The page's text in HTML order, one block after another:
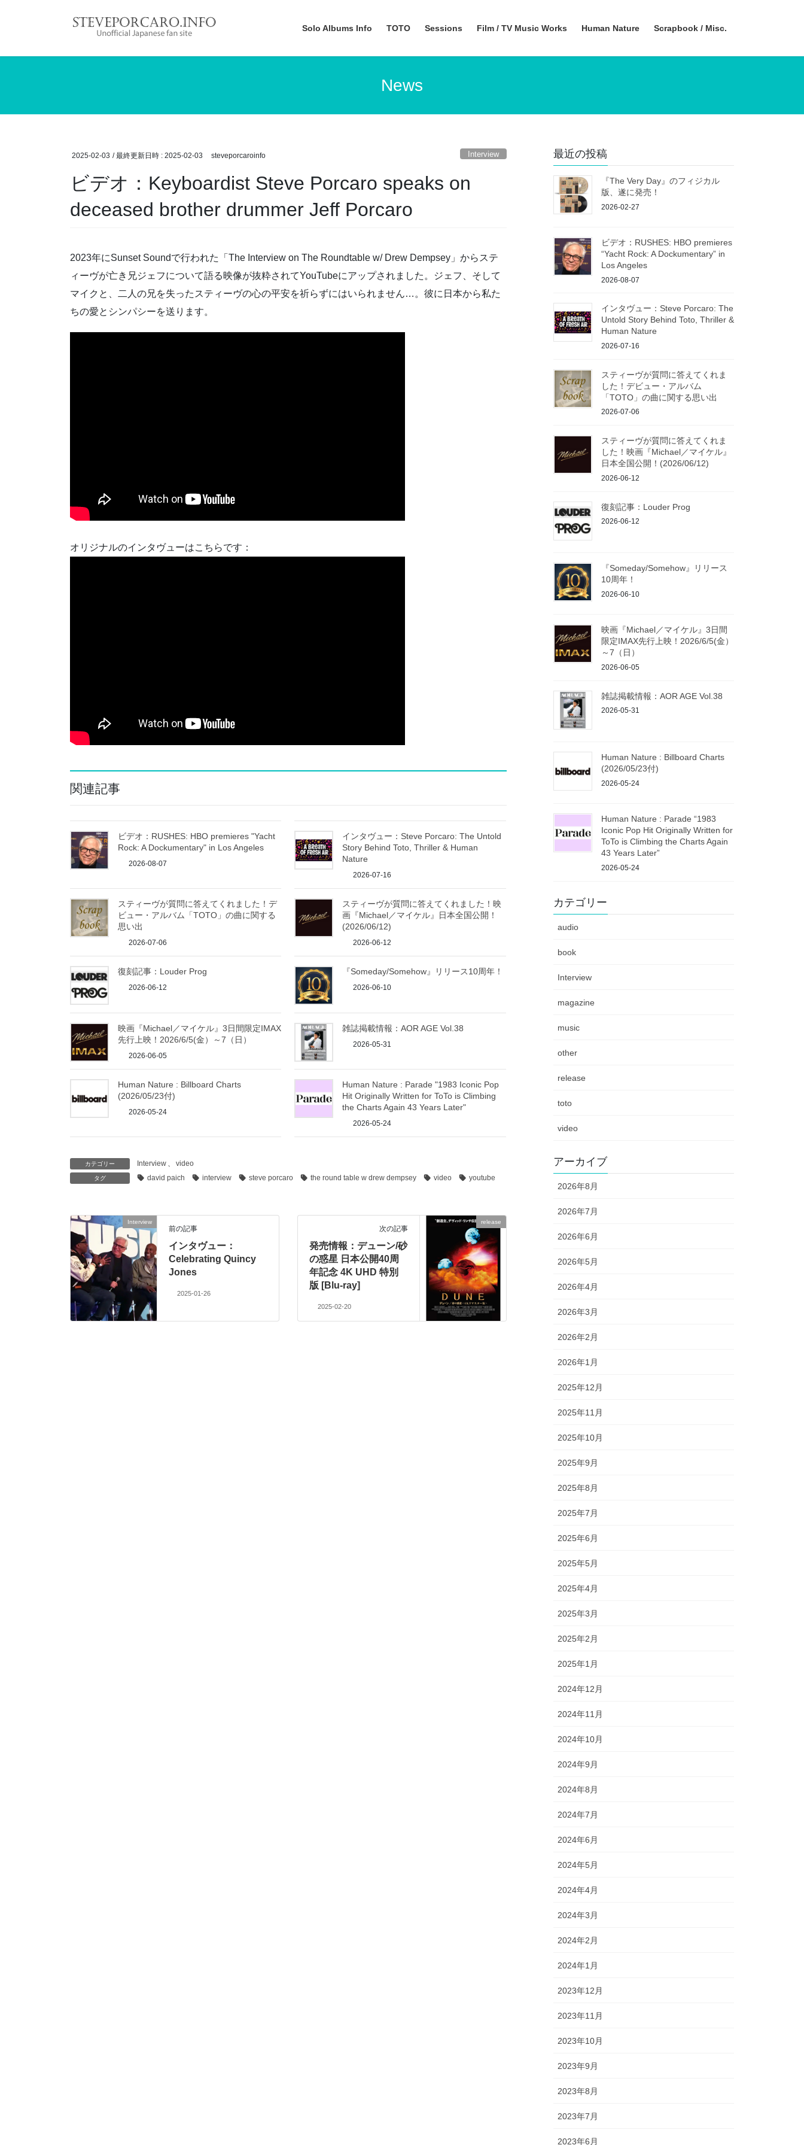
Solo Albums Info TOTO Sessions Film / TV Music Works Human Nature Scrapbook / Misc.
News
2025-02-03 / 最終更新日時 : 2025-02-03 steveporcaroinfo Interview
ビデオ：Keyboardist Steve Porcaro speaks on
deceased brother drummer Jeff Porcaro
2023年にSunset Soundで行われた「The Interview on The Roundtable w/ Drew Dempsey」からステ
ィーヴが亡き兄ジェフについて語る映像が抜粋されてYouTubeにアップされました。ジェフ、そして
マイクと、二人の兄を失ったスティーヴの心の平安を祈らずにはいられません…。彼に日本から私た
ちの愛とシンパシーを送ります。
オリジナルのインタヴューはこちらです：
関連記事
ビデオ：RUSHES: HBO premieres "Yacht
Rock: A Dockumentary" in Los Angeles
2026-08-07
インタヴュー：Steve Porcaro: The Untold
Story Behind Toto, Thriller & Human
Nature
2026-07-16
スティーヴが質問に答えてくれました！デ
ビュー・アルバム「TOTO」の曲に関する
思い出
2026-07-06
スティーヴが質問に答えてくれました！映
画『Michael／マイケル』日本全国公開！
(2026/06/12)
2026-06-12
復刻記事：Louder Prog
2026-06-12
『Someday/Somehow』リリース10周年！
2026-06-10
映画『Michael／マイケル』3日間限定IMAX
先行上映！2026/6/5(金）～7（日）
2026-06-05
雑誌掲載情報：AOR AGE Vol.38
2026-05-31
Human Nature : Billboard Charts
(2026/05/23付)
2026-05-24
Human Nature : Parade "1983 Iconic Pop
Hit Originally Written for ToTo is Climbing
the Charts Again 43 Years Later"
2026-05-24
カテゴリー Interview 、 video
タグ david paich interview steve porcaro the round table w drew dempsey video youtube
Interview
前の記事
インタヴュー：
Celebrating Quincy
Jones
2025-01-26
release
次の記事
発売情報：デューン/砂
の惑星 日本公開40周
年記念 4K UHD 特別
版 [Blu-ray]
2025-02-20
最近の投稿
『The Very Day』のフィジカル
版、遂に発売！
2026-02-27
ビデオ：RUSHES: HBO premieres
“Yacht Rock: A Dockumentary” in
Los Angeles
2026-08-07
インタヴュー：Steve Porcaro: The
Untold Story Behind Toto, Thriller &
Human Nature
2026-07-16
スティーヴが質問に答えてくれま
した！デビュー・アルバム
「TOTO」の曲に関する思い出
2026-07-06
スティーヴが質問に答えてくれま
した！映画『Michael／マイケル』
日本全国公開！(2026/06/12)
2026-06-12
復刻記事：Louder Prog
2026-06-12
『Someday/Somehow』リリース
10周年！
2026-06-10
映画『Michael／マイケル』3日間
限定IMAX先行上映！2026/6/5(金）
～7（日）
2026-06-05
雑誌掲載情報：AOR AGE Vol.38
2026-05-31
Human Nature : Billboard Charts
(2026/05/23付)
2026-05-24
Human Nature : Parade “1983
Iconic Pop Hit Originally Written for
ToTo is Climbing the Charts Again
43 Years Later”
2026-05-24
カテゴリー
audio
book
Interview
magazine
music
other
release
toto
video
アーカイブ
2026年8月
2026年7月
2026年6月
2026年5月
2026年4月
2026年3月
2026年2月
2026年1月
2025年12月
2025年11月
2025年10月
2025年9月
2025年8月
2025年7月
2025年6月
2025年5月
2025年4月
2025年3月
2025年2月
2025年1月
2024年12月
2024年11月
2024年10月
2024年9月
2024年8月
2024年7月
2024年6月
2024年5月
2024年4月
2024年3月
2024年2月
2024年1月
2023年12月
2023年11月
2023年10月
2023年9月
2023年8月
2023年7月
2023年6月